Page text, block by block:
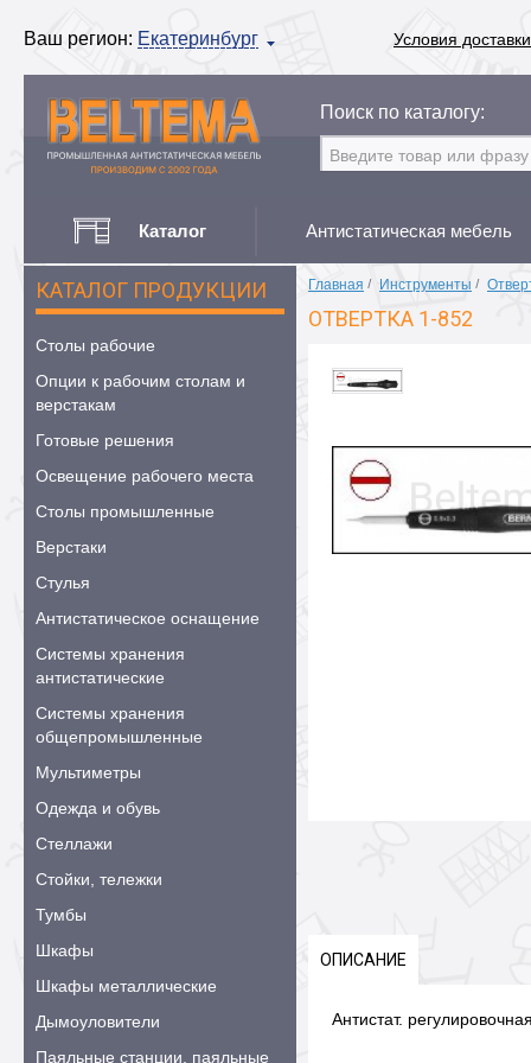
Ваш регион: Екатеринбург Условия доставки
Поиск по каталогу:
Каталог Антистатическая мебель
КАТАЛОГ ПРОДУКЦИИ
Столы рабочие
Опции к рабочим столам и
верстакам
Готовые решения
Освещение рабочего места
Столы промышленные
Верстаки
Стулья
Антистатическое оснащение
Системы хранения
антистатические
Системы хранения
общепромышленные
Мультиметры
Одежда и обувь
Стеллажи
Стойки, тележки
Тумбы
Шкафы
Шкафы металлические
Дымоуловители
Паяльные станции, паяльные
Главная / Инструменты /
ОТВЕРТКА 1-852
ОПИСАНИЕ
Антистат.